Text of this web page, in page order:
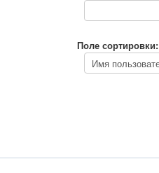
Поле сортировки: